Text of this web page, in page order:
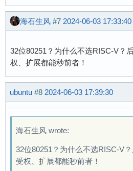
海石生风 #7 2024-06-03 17:33:40
32位80251？为什么不选RISC-V？
权、扩展都能秒前者！
ubuntu #8 2024-06-03 17:39:30
海石生风 wrote:
32位80251？为什么不选RISC-V？
受权、扩展都能秒前者！